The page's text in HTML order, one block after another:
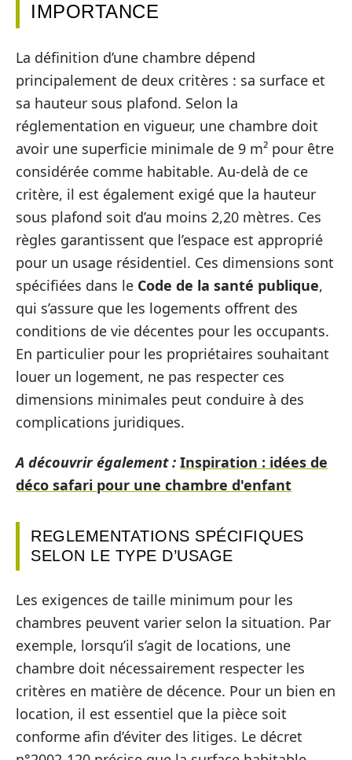
IMPORTANCE
La définition d’une chambre dépend
principalement de deux critères : sa surface et
sa hauteur sous plafond. Selon la
réglementation en vigueur, une chambre doit
avoir une superficie minimale de 9 m² pour être
considérée comme habitable. Au-delà de ce
critère, il est également exigé que la hauteur
sous plafond soit d’au moins 2,20 mètres. Ces
règles garantissent que l’espace est approprié
pour un usage résidentiel. Ces dimensions sont
spécifiées dans le Code de la santé publique,
qui s’assure que les logements offrent des
conditions de vie décentes pour les occupants.
En particulier pour les propriétaires souhaitant
louer un logement, ne pas respecter ces
dimensions minimales peut conduire à des
complications juridiques.
A découvrir également : Inspiration : idées de
déco safari pour une chambre d'enfant
REGLEMENTATIONS SPÉCIFIQUES
SELON LE TYPE D’USAGE
Les exigences de taille minimum pour les
chambres peuvent varier selon la situation. Par
exemple, lorsqu’il s’agit de locations, une
chambre doit nécessairement respecter les
critères en matière de décence. Pour un bien en
location, il est essentiel que la pièce soit
conforme afin d’éviter des litiges. Le décret